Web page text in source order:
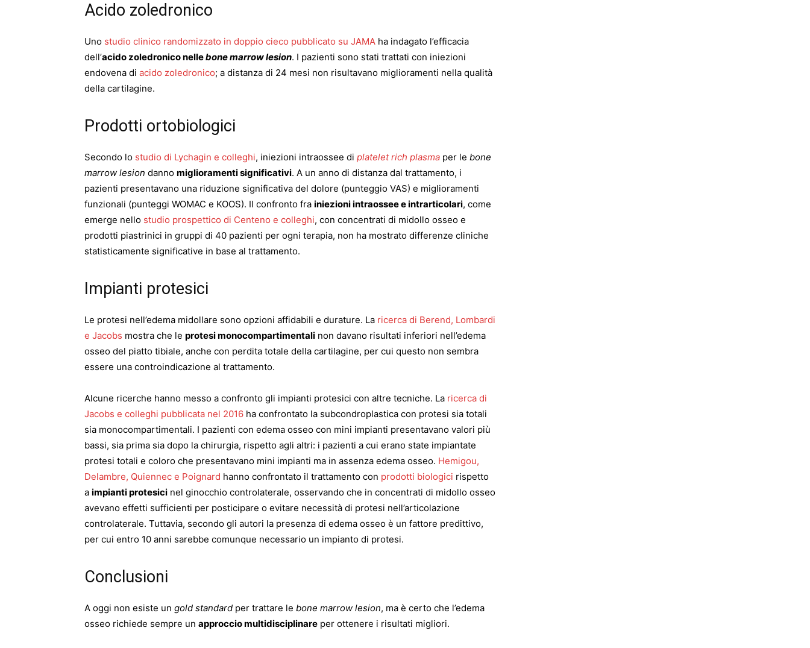
Acido zoledronico
Uno studio clinico randomizzato in doppio cieco pubblicato su JAMA ha indagato l’efficacia
dell’acido zoledronico nellebone marrow lesion. I pazienti sono stati trattati con iniezioni
endovena di acido zoledronico; a distanza di 24 mesi non risultavano miglioramenti nella qualità
della cartilagine.
Prodotti ortobiologici
Secondo lo studio di Lychagin e colleghi, iniezioni intraossee di platelet rich plasma per le bone
marrow lesion danno miglioramenti significativi. A un anno di distanza dal trattamento, i
pazienti presentavano una riduzione significativa del dolore (punteggio VAS) e miglioramenti
funzionali (punteggi WOMAC e KOOS). Il confronto fra iniezioni intraossee e intrarticolari, come
emerge nello studio prospettico di Centeno e colleghi, con concentrati di midollo osseo e
prodotti piastrinici in gruppi di 40 pazienti per ogni terapia, non ha mostrato differenze cliniche
statisticamente significative in base al trattamento.
Impianti protesici
Le protesi nell’edema midollare sono opzioni affidabili e durature. La ricerca di Berend, Lombardi
e Jacobs mostra che le protesi monocompartimentali non davano risultati inferiori nell’edema
osseo del piatto tibiale, anche con perdita totale della cartilagine, per cui questo non sembra
essere una controindicazione al trattamento.
Alcune ricerche hanno messo a confronto gli impianti protesici con altre tecniche. La ricerca di
Jacobs e colleghi pubblicata nel 2016 ha confrontato la subcondroplastica con protesi sia totali
sia monocompartimentali. I pazienti con edema osseo con mini impianti presentavano valori più
bassi, sia prima sia dopo la chirurgia, rispetto agli altri: i pazienti a cui erano state impiantate
protesi totali e coloro che presentavano mini impianti ma in assenza edema osseo. Hemigou,
Delambre, Quiennec e Poignard hanno confrontato il trattamento con prodotti biologici rispetto
a impianti protesici nel ginocchio controlaterale, osservando che in concentrati di midollo osseo
avevano effetti sufficienti per posticipare o evitare necessità di protesi nell’articolazione
controlaterale. Tuttavia, secondo gli autori la presenza di edema osseo è un fattore predittivo,
per cui entro 10 anni sarebbe comunque necessario un impianto di protesi.
Conclusioni
A oggi non esiste un gold standard per trattare le bone marrow lesion, ma è certo che l’edema
osseo richiede sempre un approccio multidisciplinare per ottenere i risultati migliori.